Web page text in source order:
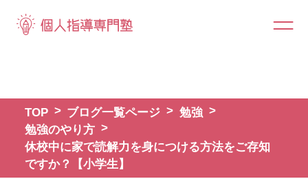
TOP ブログ一覧ページ
勉強
勉強のやり方
休校中に家で読解力を身につける方法をご存知
ですか？【小学生】